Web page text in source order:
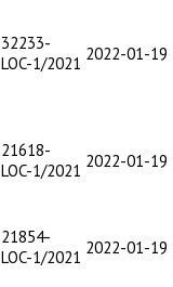
32233-
LOC-1/2021 2022-01-19
21618-
LOC-1/2021 2022-01-19
21854-
LOC-1/2021 2022-01-19